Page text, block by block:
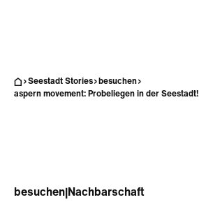
Seestadt Stories
besuchen
aspern movement: Probeliegen in der Seestadt!
besuchen Nachbarschaft